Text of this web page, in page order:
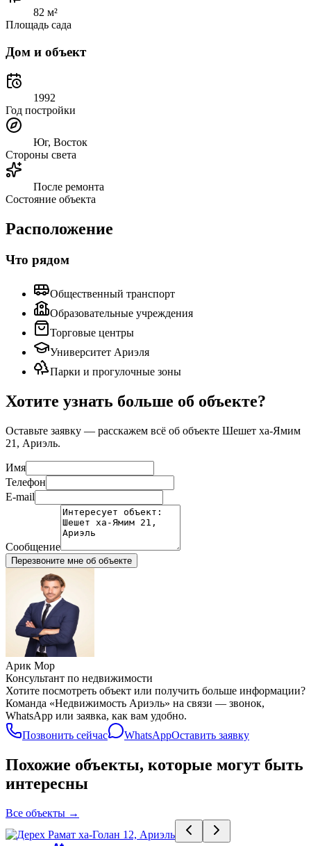
82 м²
Площадь сада
Дом и объект
1992
Год постройки
Юг, Восток
Стороны света
После ремонта
Состояние объекта
Расположение
Что рядом
Общественный транспорт
Образовательные учреждения
Торговые центры
Университет Ариэля
Парки и прогулочные зоны
Хотите узнать больше об объекте?
Оставьте заявку — расскажем всё об объекте Шешет ха-Ямим
21, Ариэль.
Имя
Телефон
E-mail
Сообщение
Перезвоните мне об объекте
Арик Мор
Консультант по недвижимости
Хотите посмотреть объект или получить больше информации?
Команда «Недвижимость Ариэль» на связи — звонок,
WhatsApp или заявка, как вам удобно.
Позвонить сейчас
WhatsAppОставить заявку
Похожие объекты, которые могут быть
интересны
Все объекты →